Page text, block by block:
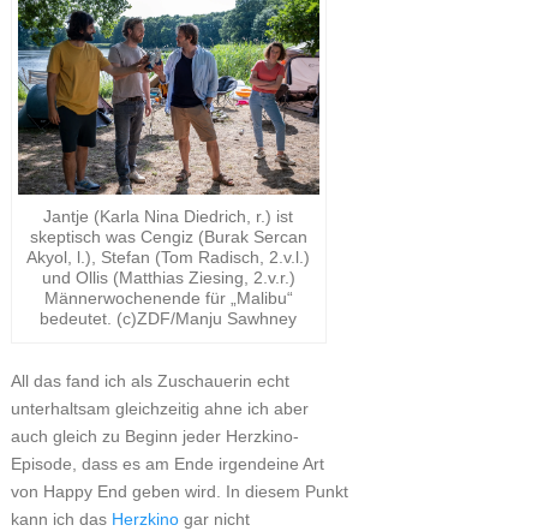
Jantje (Karla Nina Diedrich, r.) ist
skeptisch was Cengiz (Burak Sercan
Akyol, l.), Stefan (Tom Radisch, 2.v.l.)
und Ollis (Matthias Ziesing, 2.v.r.)
Männerwochenende für „Malibu“
bedeutet. (c)ZDF/Manju Sawhney
All das fand ich als Zuschauerin echt
unterhaltsam gleichzeitig ahne ich aber
auch gleich zu Beginn jeder Herzkino-
Episode, dass es am Ende irgendeine Art
von Happy End geben wird. In diesem Punkt
kann ich das Herzkinogar nicht